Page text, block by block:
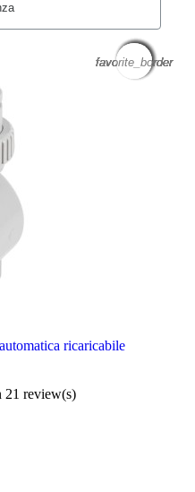
favorite_border
ricaricabile
21 review(s)
favorite_border
favorite_border
favorite_border
favorite_border
favorite_border
favorite_border